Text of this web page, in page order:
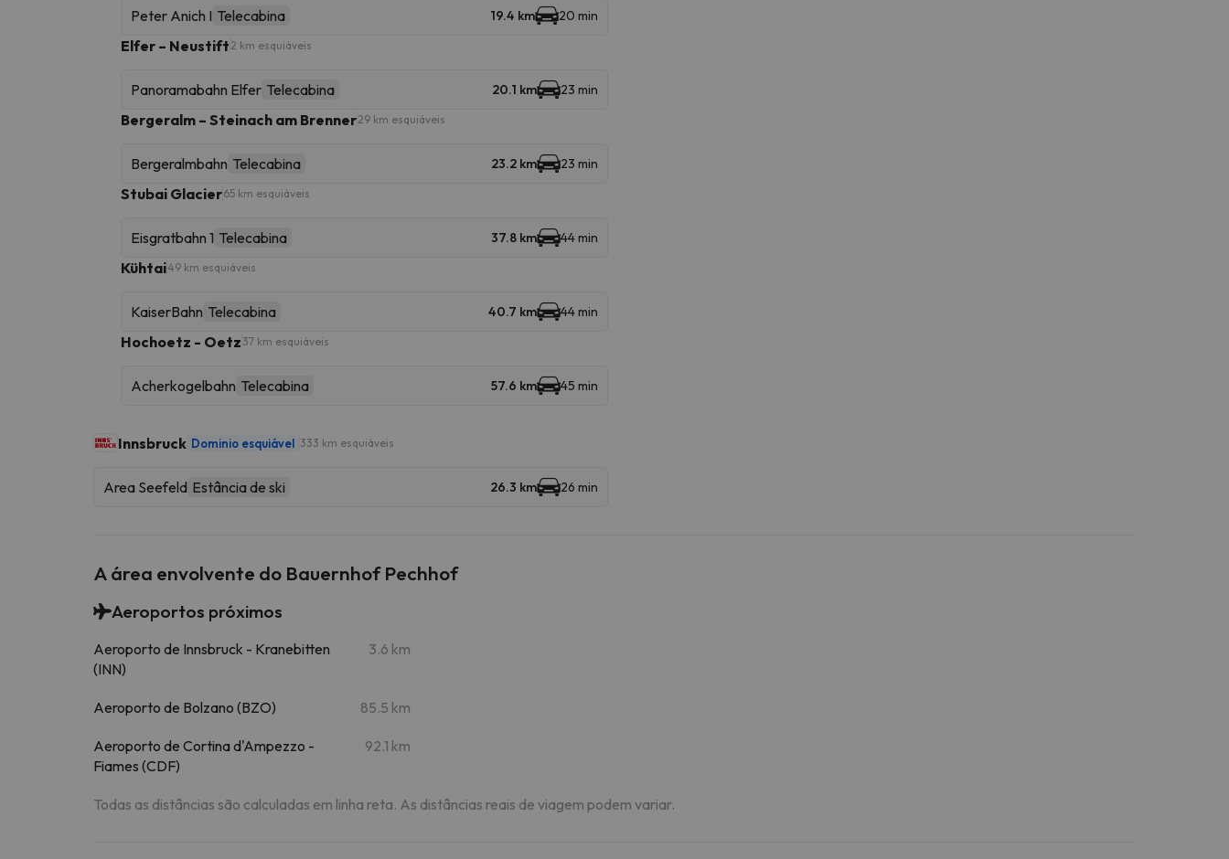
Peter Anich I Telecabina 19.4 km 20 min
Elfer – Neustift 2 km esquiáveis
Panoramabahn Elfer Telecabina 20.1 km 23 min
Bergeralm – Steinach am Brenner29 km esquiáveis
Bergeralmbahn Telecabina 23.2 km 23 min
Stubai Glacier65 km esquiáveis
Eisgratbahn 1 Telecabina 37.8 km 44 min
Kühtai49 km esquiáveis
KaiserBahn Telecabina 40.7 km 44 min
Hochoetz - Oetz 37 km esquiáveis
Acherkogelbahn Telecabina 57.6 km 45 min
Innsbruck Dominio esquiável 333 km esquiáveis
Area Seefeld Estância de ski 26.3 km 26 min
A área envolvente do Bauernhof Pechhof
Aeroportos próximos
Aeroporto de Innsbruck - Kranebitten
(INN)
3.6 km
Aeroporto de Bolzano (BZO) 85.5 km
Aeroporto de Cortina d'Ampezzo -
Fiames (CDF)
92.1 km
Todas as distâncias são calculadas em linha reta. As distâncias reais de viagem podem variar.